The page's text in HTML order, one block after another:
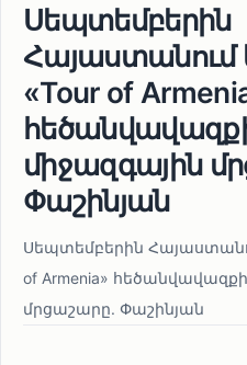
Սեպտեմբերին
Հայաստանում
«Tour of
միջազգային
Փաշինյան
Սեպտեմբերին
of Armenia»
մրցաշարը. Փաշինյան